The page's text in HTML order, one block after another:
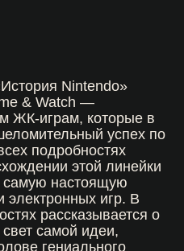
Nintendo»
& Watch —
ЖК-играм, которые в
успех по
подробностях
этой линейки
самую настоящую
игр. В
рассказывается о
самой идеи,
гениального